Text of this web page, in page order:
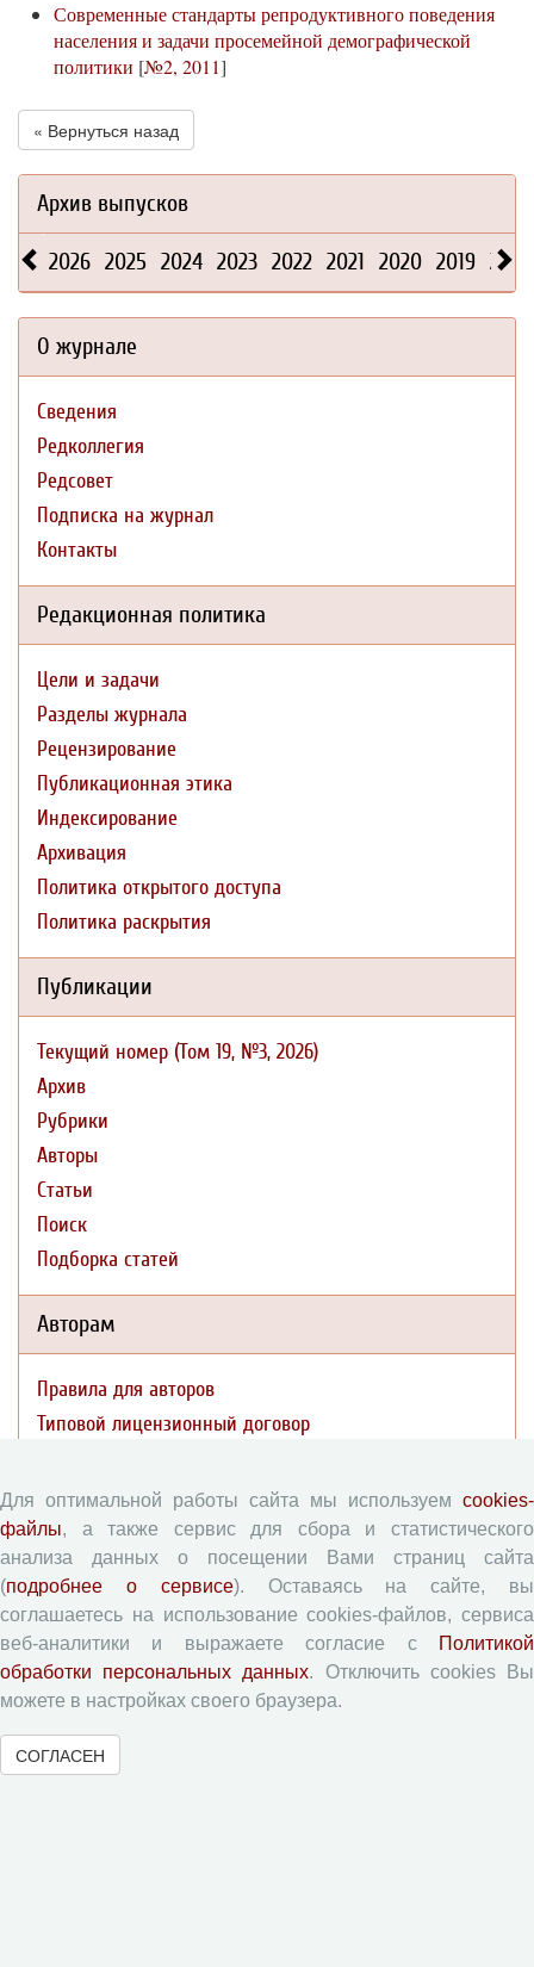
Современные стандарты репродуктивного поведения
населения и задачи просемейной демографической
политики [№2, 2011]
« Вернуться назад
Архив выпусков
2026 2025 2024 2023 2022 2021 2020 2019 2018
О журнале
Сведения
Редколлегия
Редсовет
Подписка на журнал
Контакты
Редакционная политика
Цели и задачи
Разделы журнала
Рецензирование
Публикационная этика
Индексирование
Архивация
Политика открытого доступа
Политика раскрытия
Публикации
Текущий номер (Том 19, №3, 2026)
Архив
Рубрики
Авторы
Статьи
Поиск
Подборка статей
Авторам
Правила для авторов
Типовой лицензионный договор
Авторские права
Приватность
Рецензентам
Памятка рецензенту
Форма рецензии
Журналы ВолНЦ РАН
Для оптимальной работы сайта мы используем cookies-
файлы, а также сервис для сбора и статистического
анализа данных о посещении Вами страниц сайта
(подробнее о сервисе). Оставаясь на сайте, вы
соглашаетесь на использование cookies-файлов, сервиса
веб-аналитики и выражаете согласие с
Политикой
обработки персональных данных. Отключить cookies Вы
можете в настройках своего браузера.
СОГЛАСЕН